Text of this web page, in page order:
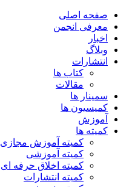
صفحه اصلی
معرفی انجمن
اخبار
وبلاگ
انتشارات
کتاب ها
مقالات
سمینار ها
کمیسیون ها
آموزش
کمیته ها
کمیته آموزش مجازی
کمیته آموزشی
کمیته اخلاق حرفه ای
کمیته انتشارات